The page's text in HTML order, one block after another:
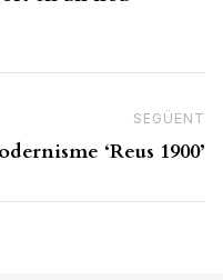
SEGÜENT
‘Reus 1900’